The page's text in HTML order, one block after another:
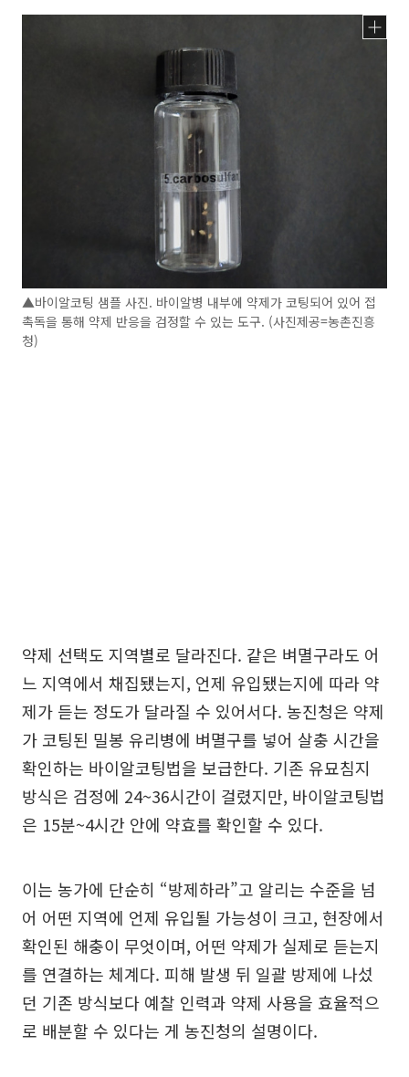
▲바이알코팅 샘플 사진. 바이알병 내부에 약제가 코팅되어 있어 접
촉독을 통해 약제 반응을 검정할 수 있는 도구. (사진제공=농촌진흥
청)
약제 선택도 지역별로 달라진다. 같은 벼멸구라도 어
느 지역에서 채집됐는지, 언제 유입됐는지에 따라 약
제가 듣는 정도가 달라질 수 있어서다. 농진청은 약제
가 코팅된 밀봉 유리병에 벼멸구를 넣어 살충 시간을
확인하는 바이알코팅법을 보급한다. 기존 유묘침지
방식은 검정에 24~36시간이 걸렸지만, 바이알코팅법
은 15분~4시간 안에 약효를 확인할 수 있다.
이는 농가에 단순히 “방제하라”고 알리는 수준을 넘
어 어떤 지역에 언제 유입될 가능성이 크고, 현장에서
확인된 해충이 무엇이며, 어떤 약제가 실제로 듣는지
를 연결하는 체계다. 피해 발생 뒤 일괄 방제에 나섰
던 기존 방식보다 예찰 인력과 약제 사용을 효율적으
로 배분할 수 있다는 게 농진청의 설명이다.